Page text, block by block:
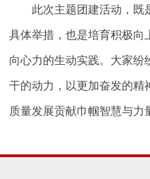
此次主题团建活动，既
具体举措，也是培育积极向
向心力的生动实践。大家纷
干的动力，以更加奋发的精
质量发展贡献巾帼智慧与力